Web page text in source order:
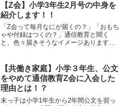
【Z会】小学3年生2月号の中身を
紹介します！！
「Z会って毎月なにが届くの？」「おもち
ゃや付録はつくの？」通信教育と聞く
と、色々届きそうなイメージありますよ
のZ会の中身を紹介します。2月号で届い
たもの・エブリスタ...
【共働き家庭】小学３年生、公文
をやめて通信教育Z会に入会した
理由とは！？
末っ子は小学1年生から2年間公文を習っ